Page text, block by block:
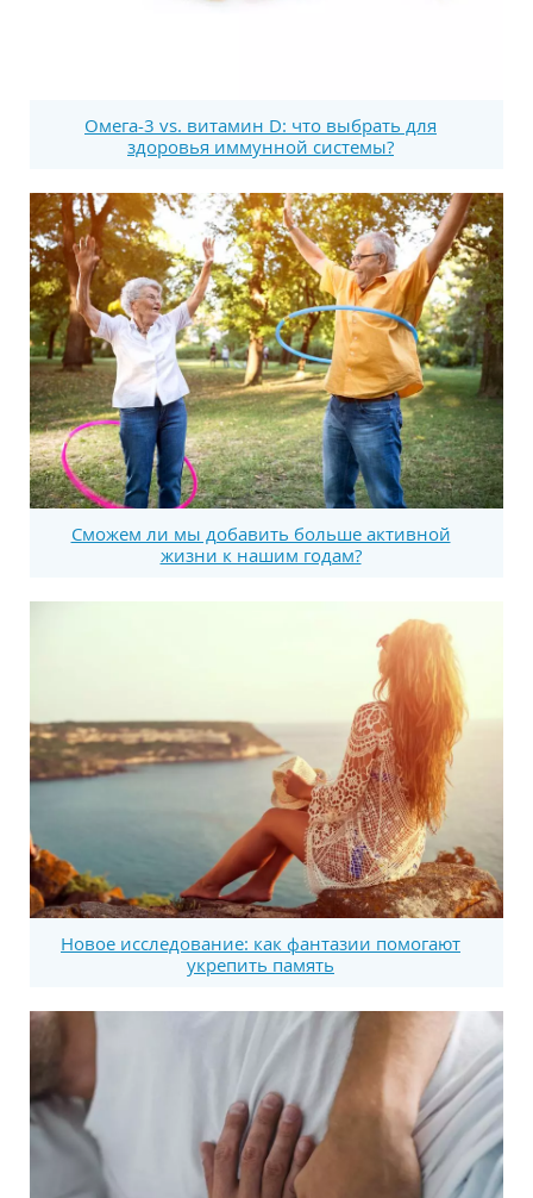
Омега-3 vs. витамин D: что выбрать для
здоровья иммунной системы?
Сможем ли мы добавить больше активной
жизни к нашим годам?
Новое исследование: как фантазии помогают
укрепить память